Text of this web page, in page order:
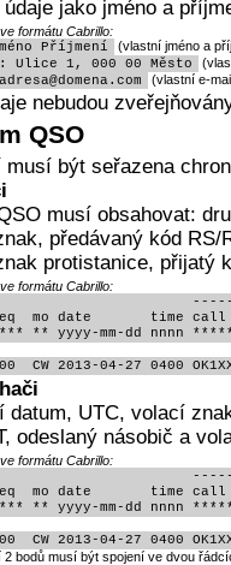
jako jméno a
formátu Cabrillo:
Příjmení
(vlastní jméno a
Ulice 1, 000 00 Město
a@domena.com (vlastní e-
nebudou
QSO
musí být seřazena
musí obsahovat:
předávaný kód RS/
protistanice, přijatý
formátu Cabrillo:
mo date       time
** yyyy-mm-dd nnnn
CW 2013-04-27 0400
datum, UTC, volací
odeslaný násobič a
formátu Cabrillo:
mo date       time
** yyyy-mm-dd nnnn
CW 2013-04-27 0400
bodů musí být spojení ve dvou